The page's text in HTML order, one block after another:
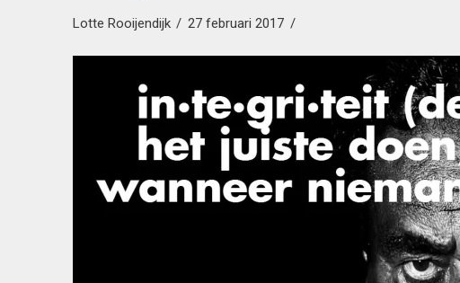
Lotte Rooijendijk 27 februari 2017